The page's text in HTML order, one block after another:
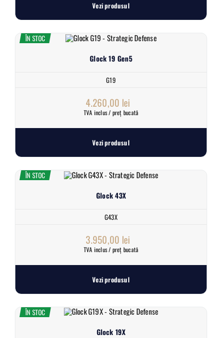
Vezi produsul
Glock 19 Gen5
G19
4.260,00 lei
ÎN STOC
TVA inclus / preț bucată
Vezi produsul
Glock 43X
G43X
3.950,00 lei
ÎN STOC
TVA inclus / preț bucată
Vezi produsul
Glock 19X
ÎN STOC